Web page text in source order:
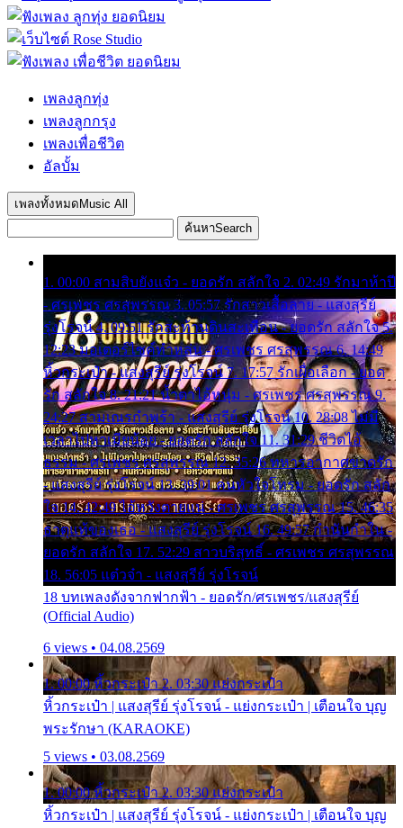
เพลงลูกทุ่ง
เพลงลูกกรุง
เพลงเพื่อชีวิต
อัลบั้ม
เพลงทั้งหมด Music All
ค้นหาSearch
1. 00:00 สามสิบยังแจ๋ว - ยอดรัก สลักใจ 2. 02:49 รักมาห้าปี
- ศรเพชร ศรสุพรรณ 3. 05:57 รักสาวเสื้อลาย - แสงสุรีย์
รุ่งโรจน์ 4. 09:51 รักสะท้านดินสะเทือน - ยอดรัก สลักใจ 5.
12:23 มอเตอร์ไซค์ทำหล่น - ศรเพชร ศรสุพรรณ 6. 14:49
หิ้วกระเป๋า - แสงสุรีย์ รุ่งโรจน์ 7. 17:57 รักเผื่อเลือก - ยอด
รัก สลักใจ 8. 21:21 น้ำตาไอ้หนุ่ม - ศรเพชร ศรสุพรรณ 9.
24:27 สามเณรกำพร้า - แสงสุรีย์ รุ่งโรจน์ 10. 28:08 ไม่มี
เวลาไปหาเมียน้อย - ยอดรัก สลักใจ 11. 31:29 ชีวิตไอ้
ธรรม - ศรเพชร ศรสุพรรณ 12. 35:26 ทหารอากาศขาดรัก
- แสงสุรีย์ รุ่งโรจน์ 13. 39:01 คนหัวใจโทรม - ยอดรัก สลัก
ใจ 14. 42:49 ไอ้หวังตายแน่ - ศรเพชร ศรสุพรรณ 15. 46:35
ธาตุแท้ของเธอ - แสงสุรีย์ รุ่งโรจน์ 16. 49:57 กำนันกำใน -
ยอดรัก สลักใจ 17. 52:29 สาวบริสุทธิ์ - ศรเพชร ศรสุพรรณ
18. 56:05 แต๋วจ๋า - แสงสุรีย์ รุ่งโรจน์
18 บทเพลงดังจากฟากฟ้า - ยอดรัก/ศรเพชร/แสงสุรีย์
(Official Audio)
6 views • 04.08.2569
1. 00:00 หิ้วกระเป๋า 2. 03:30 แย่งกระเป๋า
หิ้วกระเป๋า | แสงสุรีย์ รุ่งโรจน์ - แย่งกระเป๋า | เตือนใจ บุญ
พระรักษา (KARAOKE)
5 views • 03.08.2569
1. 00:00 หิ้วกระเป๋า 2. 03:30 แย่งกระเป๋า
หิ้วกระเป๋า | แสงสุรีย์ รุ่งโรจน์ - แย่งกระเป๋า | เตือนใจ บุญ